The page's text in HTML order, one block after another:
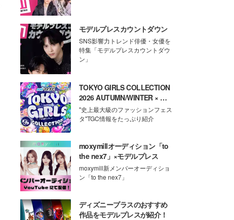
モデルプレスカウントダウン
SNS影響力トレンド俳優・女優を
特集「モデルプレスカウントダウ
ン」
TOKYO GIRLS COLLECTION
2026 AUTUMN/WINTER × モ
デルプレス
"史上最大級のファッションフェス
タ"TGC情報をたっぷり紹介
moxymillオーディション「to
the nex7」×モデルプレス
moxymill新メンバーオーディショ
ン「to the nex7」
ディズニープラスのおすすめ
作品をモデルプレスが紹介！